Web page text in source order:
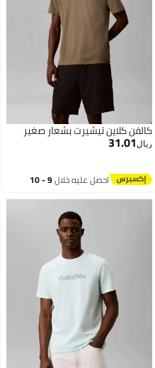
كالفن كلاين تيشيرت بشعار صغير
ريال31.01
احصل عليه خلال 9 - 10